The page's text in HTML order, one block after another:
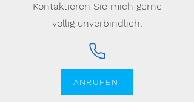
Kontaktieren Sie mich gerne
völlig unverbindlich:
ANRUFEN